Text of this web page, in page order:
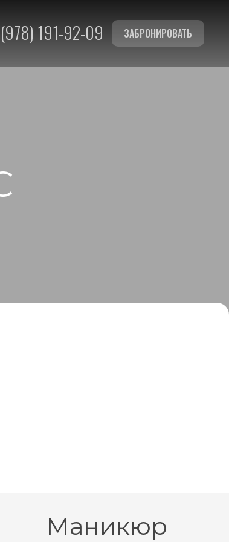
191-92-09 ЗАБРОНИРОВАТЬ
Маникюр